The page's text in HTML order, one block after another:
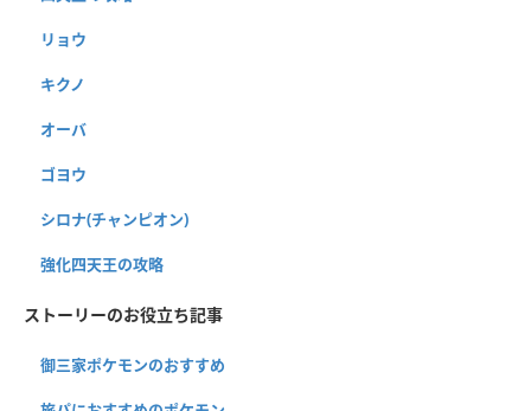
リョウ
キクノ
オーバ
ゴヨウ
シロナ(チャンピオン)
強化四天王の攻略
ストーリーのお役立ち記事
御三家ポケモンのおすすめ